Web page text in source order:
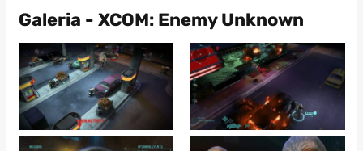
Galeria - XCOM: Enemy Unknown